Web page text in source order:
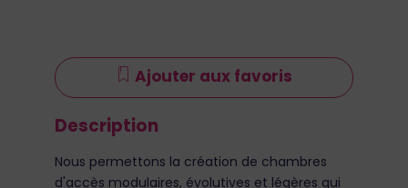
Ajouter aux favoris
Description
Nous permettons la création de chambres
d'accès modulaires, évolutives et légères qui